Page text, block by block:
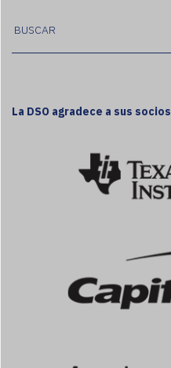
La DSO agradece a sus socios